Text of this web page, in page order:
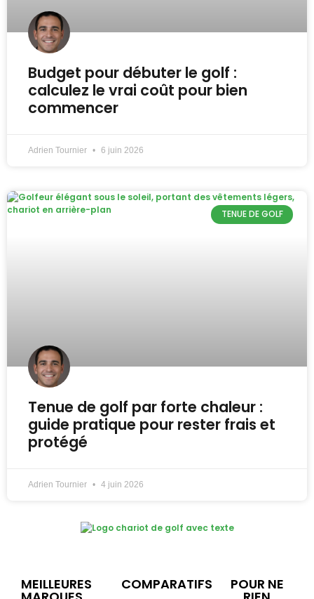
Budget pour débuter le golf :
calculez le vrai coût pour bien
commencer
Adrien Tournier 6 juin 2026
TENUE DE GOLF
Tenue de golf par forte chaleur :
guide pratique pour rester frais et
protégé
Adrien Tournier 4 juin 2026
MEILLEURES COMPARATIFS POUR NE